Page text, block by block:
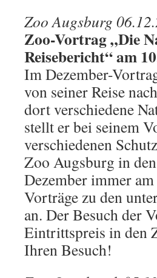
Zoo Augsburg
Zoo-Vortrag „Die
Reisebericht“ am
Im Dezember-
von seiner Reise
dort verschiedene
stellt er bei seinem
verschiedenen
Zoo Augsburg in
Dezember immer
Vorträge zu den
an. Der Besuch der
Eintrittspreis in den
Ihren Besuch!